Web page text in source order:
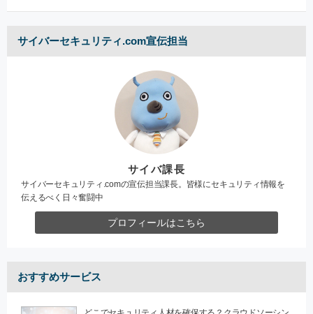
サイバーセキュリティ.com宣伝担当
サイバ課長
サイバーセキュリティ.comの宣伝担当課長。皆様にセキュリティ情報を
伝えるべく日々奮闘中
プロフィールはこちら
おすすめサービス